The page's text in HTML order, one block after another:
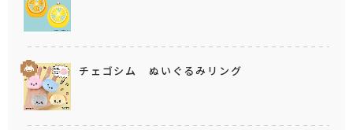
チェゴシム ぬいぐるみリング